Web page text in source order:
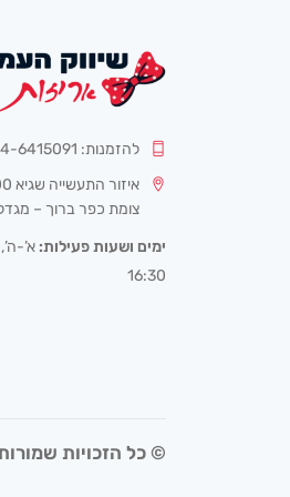
להזמנות: 04-6415091
איזור התעשייה שגיא 2000
צומת כפר ברוך –
ימים ושעות פעילות:
16:30
© כל הזכויות